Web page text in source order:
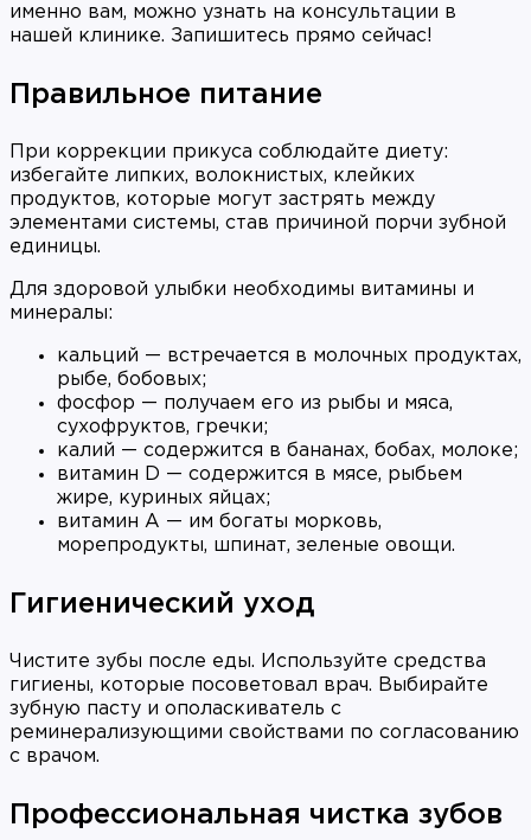
именно вам, можно узнать на консультации в
нашей клинике. Запишитесь прямо сейчас!
Правильное питание
При коррекции прикуса соблюдайте диету:
избегайте липких, волокнистых, клейких
продуктов, которые могут застрять между
элементами системы, став причиной порчи зубной
единицы.
Для здоровой улыбки необходимы витамины и
минералы:
кальций — встречается в молочных продуктах,
рыбе, бобовых;
фосфор — получаем его из рыбы и мяса,
сухофруктов, гречки;
калий — содержится в бананах, бобах, молоке;
витамин D — содержится в мясе, рыбьем
жире, куриных яйцах;
витамин А — им богаты морковь,
морепродукты, шпинат, зеленые овощи.
Гигиенический уход
Чистите зубы после еды. Используйте средства
гигиены, которые посоветовал врач. Выбирайте
зубную пасту и ополаскиватель с
реминерализующими свойствами по согласованию
с врачом.
Профессиональная чистка зубов